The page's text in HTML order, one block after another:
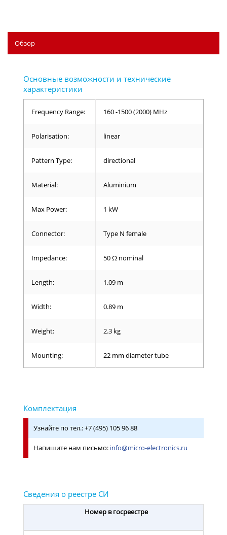
Обзор
Frequency Range: 160 -1500 (2000) MHz
Polarisation: linear
Pattern Type: directional
Material: Aluminium
Max Power: 1 kW
Connector: Type N female
Impedance: 50 Ω nominal
Length: 1.09 m
Width: 0.89 m
Weight: 2.3 kg
Mounting: 22 mm diameter tube
Узнайте по тел.: +7 (495) 105 96 88
Напишите нам письмо: info@micro-electronics.ru
Номер в госреестре